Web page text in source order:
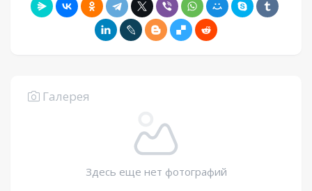
Галерея
Здесь еще нет фотографий